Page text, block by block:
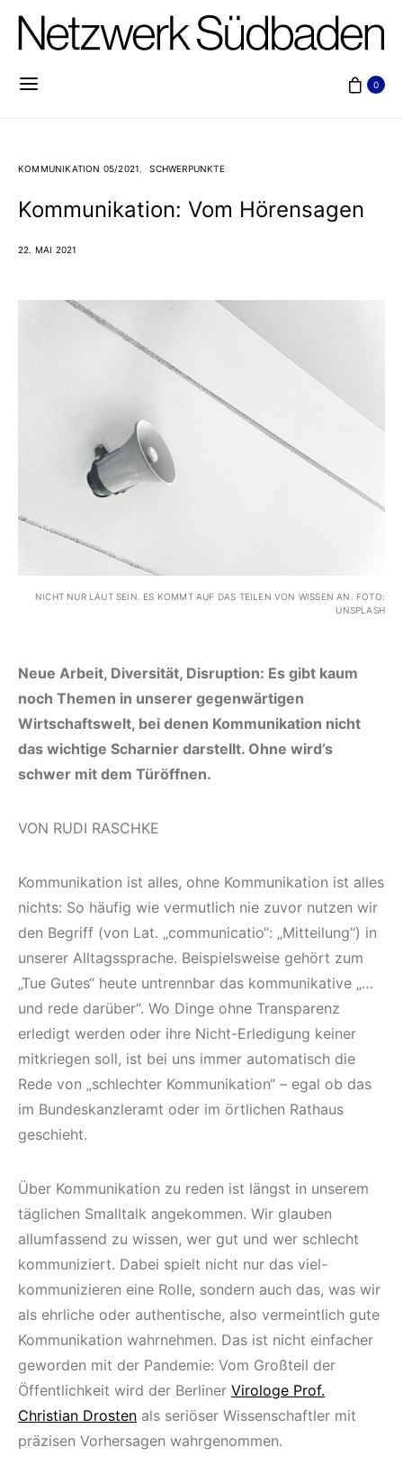
0
KOMMUNIKATION 05/2021 SCHWERPUNKTE
Kommunikation: Vom Hörensagen
22. MAI 2021
NICHT NUR LAUT SEIN. ES KOMMT AUF DAS TEILEN VON WISSEN AN. FOTO:
UNSPLASH
Neue Arbeit, Diversität, Disruption: Es gibt kaum
noch Themen in unserer gegenwärtigen
Wirtschaftswelt, bei denen Kommunikation nicht
das wichtige Scharnier darstellt. Ohne wird’s
schwer mit dem Türöffnen.
VON RUDI RASCHKE
Kommunikation ist alles, ohne Kommunikation ist alles
nichts: So häufig wie vermutlich nie zuvor nutzen wir
den Begriff (von Lat. „communicatio“: „Mitteilung“) in
unserer Alltagssprache. Beispielsweise gehört zum
„Tue Gutes“ heute untrennbar das kommunikative „…
und rede darüber“. Wo Dinge ohne Transparenz
erledigt werden oder ihre Nicht-Erledigung keiner
mitkriegen soll, ist bei uns immer automatisch die
Rede von „schlechter Kommunikation“ – egal ob das
im Bundeskanzleramt oder im örtlichen Rathaus
geschieht.
Über Kommunikation zu reden ist längst in unserem
täglichen Smalltalk angekommen. Wir glauben
allumfassend zu wissen, wer gut und wer schlecht
kommuniziert. Dabei spielt nicht nur das viel-
kommunizieren eine Rolle, sondern auch das, was wir
als ehrliche oder authentische, also vermeintlich gute
Kommunikation wahrnehmen. Das ist nicht einfacher
geworden mit der Pandemie: Vom Großteil der
Öffentlichkeit wird der Berliner Virologe Prof.
Christian Drosten als seriöser Wissenschaftler mit
präzisen Vorhersagen wahrgenommen.